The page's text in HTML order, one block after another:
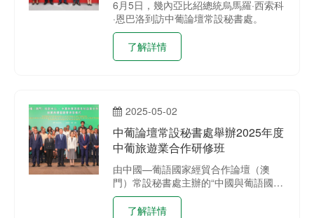
6月5日，幾內亞比紹總統烏馬羅·西索科
·恩巴洛到訪中葡論壇常設秘書處。
了解詳情
2025-05-02
中葡論壇常設秘書處舉辦2025年度
中葡旅遊業合作研修班
由中國—葡語國家經貿合作論壇（澳
門）常設秘書處主辦的“中國與葡語國家
旅遊業合作研修班”於5月2日在澳門旅遊
塔舉行結業典禮暨證書頒發儀式。
了解詳情